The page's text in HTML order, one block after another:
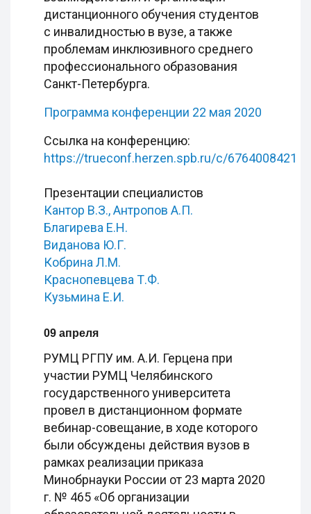
дистанционного обучения студентов
с инвалидностью в вузе, а также
проблемам инклюзивного среднего
профессионального образования
Санкт-Петербурга.
Программа конференции 22 мая 2020
Ссылка на конференцию:
https://trueconf.herzen.spb.ru/c/6764008421
Презентации специалистов
Кантор В.З., Антропов А.П.
Благирева Е.Н.
Виданова Ю.Г.
Кобрина Л.М.
Краснопевцева Т.Ф.
Кузьмина Е.И.
09 апреля
РУМЦ РГПУ им. А.И. Герцена при
участии РУМЦ Челябинского
государственного университета
провел в дистанционном формате
вебинар-совещание, в ходе которого
были обсуждены действия вузов в
рамках реализации приказа
Минобрнауки России от 23 марта 2020
г. № 465 «Об организации